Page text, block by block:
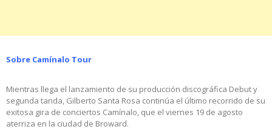
Sobre Camínalo Tour
Mientras llega el lanzamiento de su producción discográfica Debut y
segunda tanda, Gilberto Santa Rosa continúa el último recorrido de su
exitosa gira de conciertos Camínalo, que el viernes 19 de agosto
aterriza en la ciudad de Broward.